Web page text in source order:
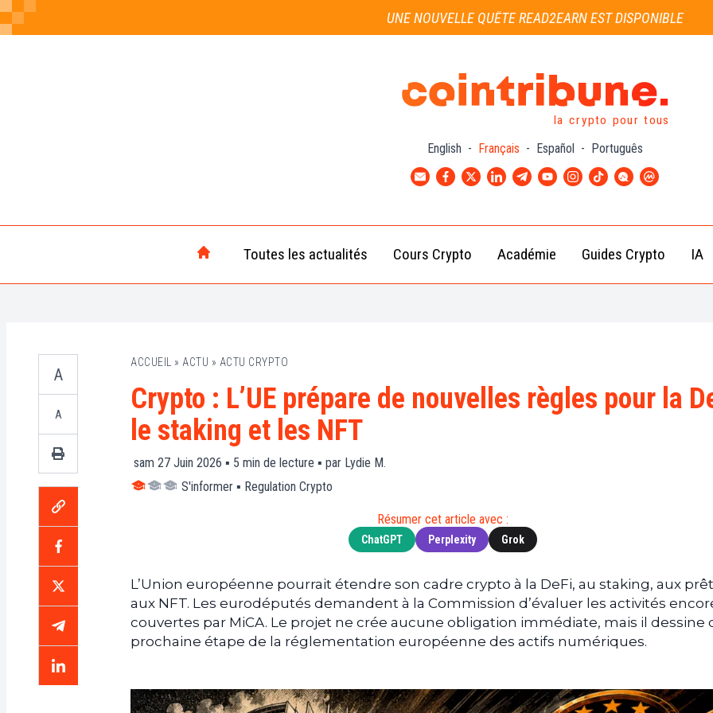
UNE NOUVELLE QUÊTE READ2EARN EST DISPONIBLE
la crypto pour tous
English - Français - Español - Português
Toutes les actualités
Crypto
Actu
Web3
Cours Crypto
(BTC)
XRP
(XRP)
Académie
Débutant
Intermédiaire
Guides Crypto IA
A
A
ACCUEIL » ACTU » ACTU CRYPTO
Crypto : L’UE prépare de nouvelles règles pour la
le staking et les NFT
sam 27 Juin 2026 ▪ 5 min de lecture ▪ par Lydie M.
S'informer ▪ Regulation Crypto
Résumer cet article avec :
ChatGPT Perplexity Grok
L’Union européenne pourrait étendre son cadre crypto à la DeFi, au staking, aux
aux NFT. Les eurodéputés demandent à la Commission d’évaluer les activités
couvertes par MiCA. Le projet ne crée aucune obligation immédiate, mais il dessine
prochaine étape de la réglementation européenne des actifs numériques.